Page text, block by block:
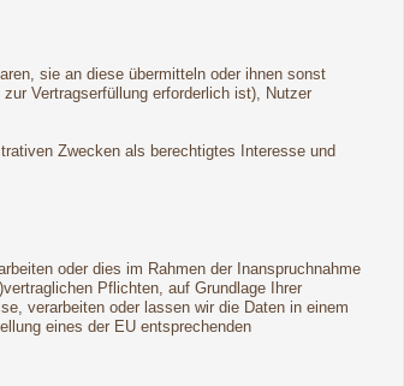
sie an diese übermitteln oder ihnen sonst
Vertragserfüllung erforderlich ist), Nutzer
Zwecken als berechtigtes Interesse und
oder dies im Rahmen der Inanspruchnahme
Pflichten, auf Grundlage Ihrer
verarbeiten oder lassen wir die Daten in einem
eines der EU entsprechenden